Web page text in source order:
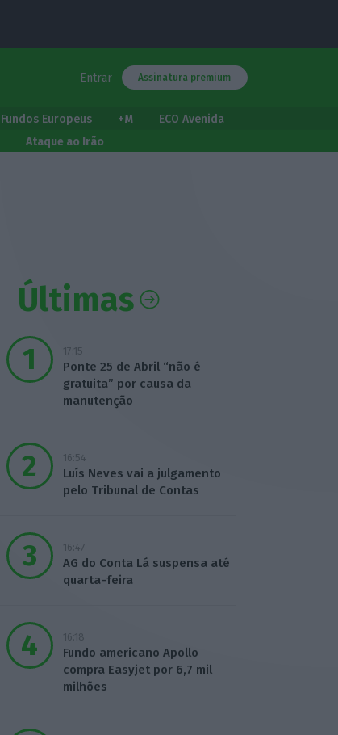
Entrar Assinatura premium
Fundos Europeus +M
ECO Avenida
Ataque ao Irão
Últimas
17:15
Ponte 25 de Abril “não é
gratuita” por causa da
manutenção
16:54
Luís Neves vai a julgamento
pelo Tribunal de Contas
16:47
AG do Conta Lá suspensa até
quarta-feira
16:18
Fundo americano Apollo
compra Easyjet por 6,7 mil
milhões